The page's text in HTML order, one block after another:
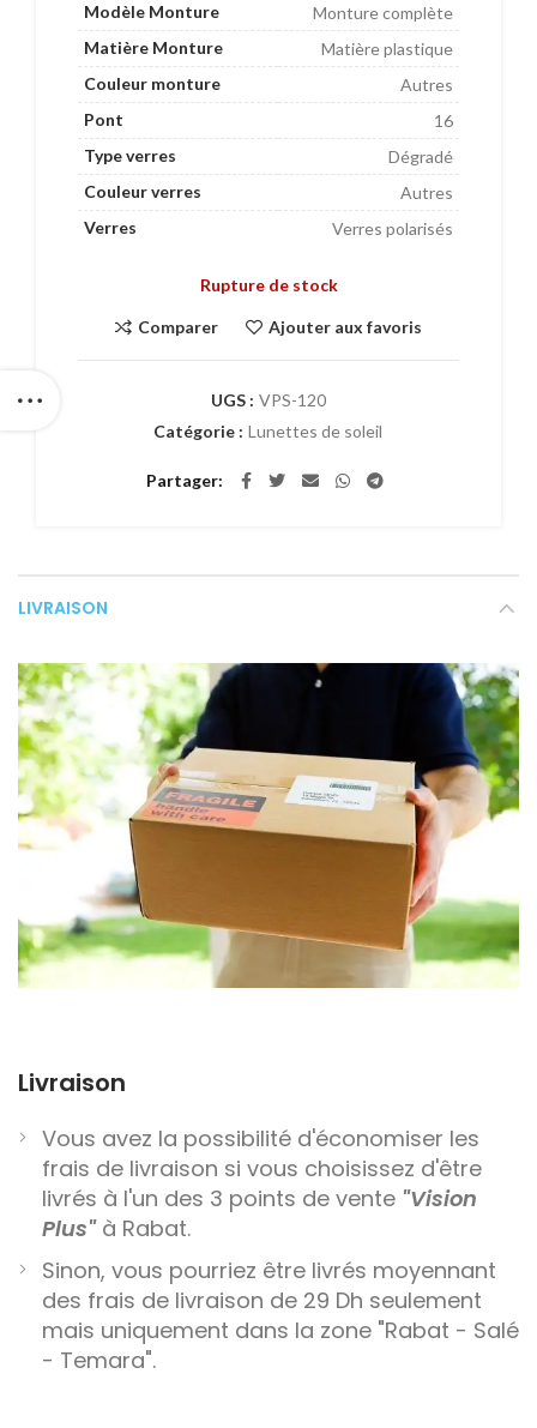
Modèle Monture
Monture complète
Matière Monture
Matière plastique
Couleur monture
Autres
Pont
16
Type verres
Dégradé
Couleur verres
Autres
Verres
Verres polarisés
Rupture de stock
Comparer Ajouter aux favoris
UGS : VPS-120
Catégorie : Lunettes de soleil
Partager
LIVRAISON
Livraison
Vous avez la possibilité d'économiser les
frais de livraison si vous choisissez d'être
livrés à l'un des 3 points de vente "Vision
Plus"à Rabat.
Sinon, vous pourriez être livrés moyennant
des frais de livraison de 29 Dh seulement
mais uniquement dans la zone "Rabat - Salé
- Temara".